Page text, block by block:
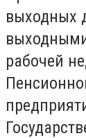
выходных
рабочей